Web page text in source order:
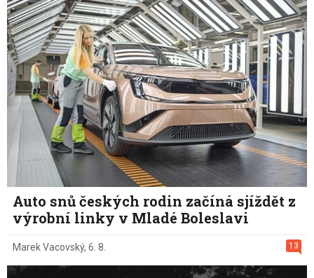
Auto snů českých rodin začíná sjíždět z
výrobní linky v Mladé Boleslavi
13
Marek Vacovský, 6. 8.